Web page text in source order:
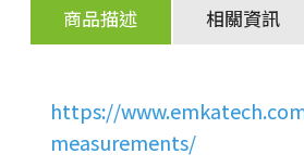
商品描述 相關資訊
https://
measurements/